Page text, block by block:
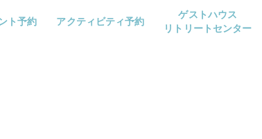
ト予約 アクティビティ予約
ゲストハウス
リトリートセンター